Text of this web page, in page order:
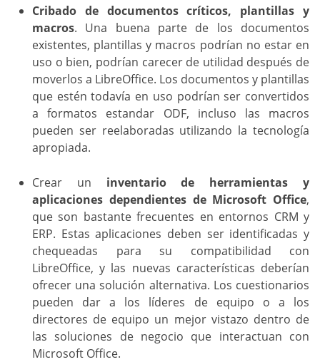
Cribado de documentos críticos, plantillas y
macros. Una buena parte de los documentos
existentes, plantillas y macros podrían no estar en
uso o bien, podrían carecer de utilidad después de
moverlos a LibreOffice. Los documentos y plantillas
que estén todavía en uso podrían ser convertidos
a formatos estandar ODF, incluso las macros
pueden ser reelaboradas utilizando la tecnología
apropiada.
Crear un inventario de herramientas y
aplicaciones dependientes de Microsoft Office,
que son bastante frecuentes en entornos CRM y
ERP. Estas aplicaciones deben ser identificadas y
chequeadas para su compatibilidad con
LibreOffice, y las nuevas características deberían
ofrecer una solución alternativa. Los cuestionarios
pueden dar a los líderes de equipo o a los
directores de equipo un mejor vistazo dentro de
las soluciones de negocio que interactuan con
Microsoft Office.